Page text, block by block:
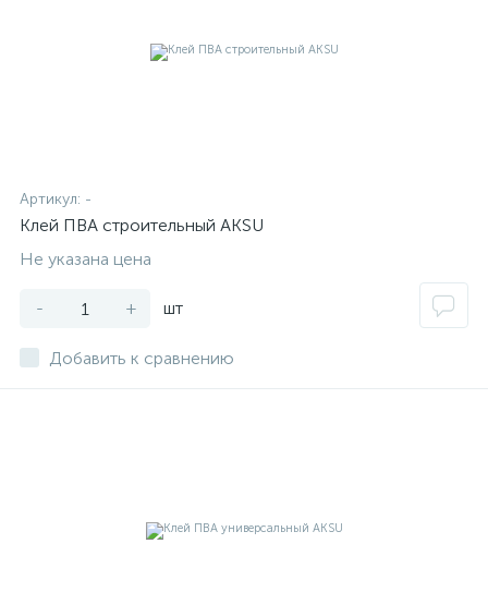
Артикул: -
Клей ПВА строительный AKSU
Не указана цена
- + шт
Добавить к сравнению